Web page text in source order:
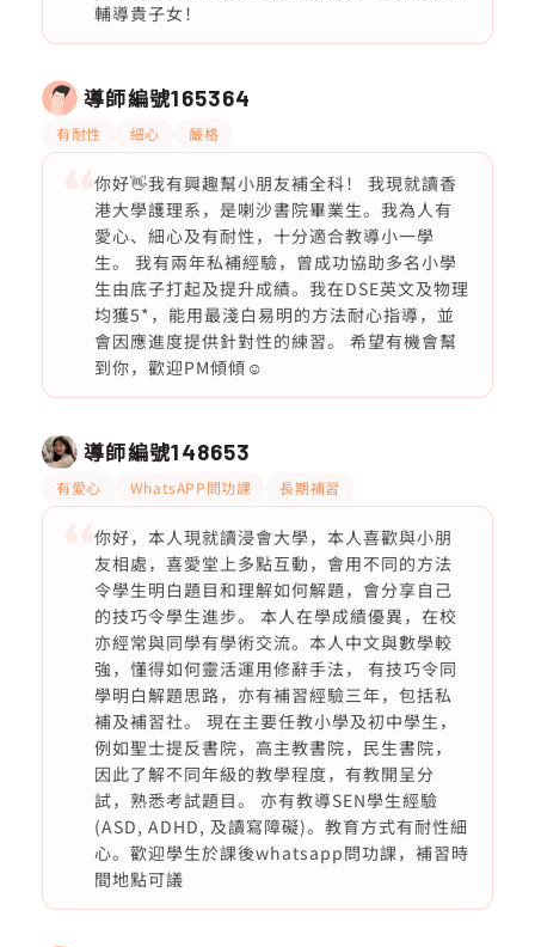
輔導貴子女！
導師編號165364
有耐性 細心 嚴格
你好👋我有興趣幫小朋友補全科！ 我現就讀香
港大學護理系，是喇沙書院畢業生。我為人有
愛心、細心及有耐性，十分適合教導小一學
生。 我有兩年私補經驗，曾成功協助多名小學
生由底子打起及提升成績。我在DSE英文及物理
均獲5*，能用最淺白易明的方法耐心指導，並
會因應進度提供針對性的練習。 希望有機會幫
到你，歡迎PM傾傾☺️
導師編號148653
有愛心 WhatsAPP問功課 長期補習
你好，本人現就讀浸會大學，本人喜歡與小朋
友相處，喜愛堂上多點互動，會用不同的方法
令學生明白題目和理解如何解題，會分享自己
的技巧令學生進步。 本人在學成績優異，在校
亦經常與同學有學術交流。本人中文與數學較
強，懂得如何靈活運用修辭手法， 有技巧令同
學明白解題思路，亦有補習經驗三年，包括私
補及補習社。 現在主要任教小學及初中學生，
例如聖士提反書院，高主教書院，民生書院，
因此了解不同年級的教學程度，有教開呈分
試，熟悉考試題目。 亦有教導SEN學生經驗
(ASD, ADHD, 及讀寫障礙)。教育方式有耐性細
心。歡迎學生於課後whatsapp問功課，補習時
間地點可議